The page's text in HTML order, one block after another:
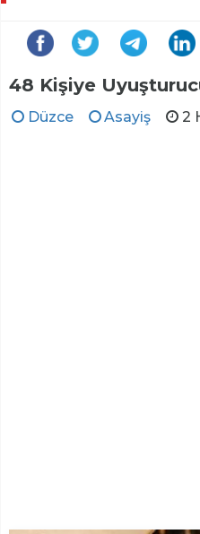
48 Kişiye
Düzce Asayiş 2